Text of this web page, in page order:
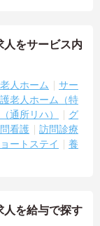
人をサービス内
人ホーム
サー
老人ホーム（特
通所リハ）
グ
看護
訪問診療
ートステイ
養
人を給与で探す